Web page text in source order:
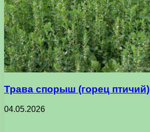
Трава спорыш (горец птичий)
04.05.2026